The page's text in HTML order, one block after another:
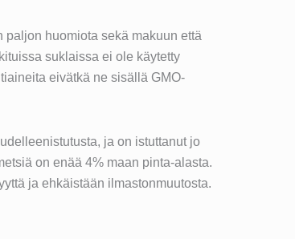
huomiota sekä makuun että
suklaissa ei ole käytetty
eivätkä ne sisällä GMO-
ja on istuttanut jo
on enää 4% maan pinta-alasta.
ja ehkäistään ilmastonmuutosta.